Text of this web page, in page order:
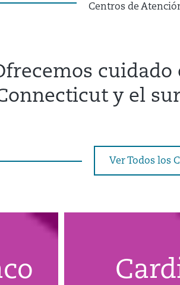
Centros de
y el
Ver Todos los